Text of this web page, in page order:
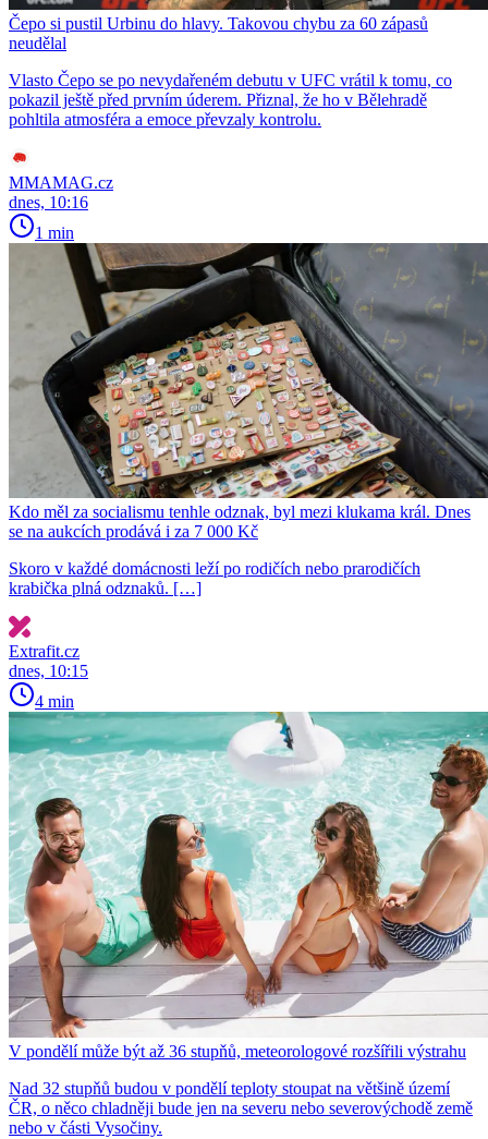
Čepo si pustil Urbinu do hlavy. Takovou chybu za 60 zápasů
neudělal
Vlasto Čepo se po nevydařeném debutu v UFC vrátil k tomu, co
pokazil ještě před prvním úderem. Přiznal, že ho v Bělehradě
pohltila atmosféra a emoce převzaly kontrolu.
MMAMAG.cz
dnes, 10:16
1 min
Kdo měl za socialismu tenhle odznak, byl mezi klukama král. Dnes
se na aukcích prodává i za 7 000 Kč
Skoro v každé domácnosti leží po rodičích nebo prarodičích
krabička plná odznaků. […]
Extrafit.cz
dnes, 10:15
4 min
V pondělí může být až 36 stupňů, meteorologové rozšířili výstrahu
Nad 32 stupňů budou v pondělí teploty stoupat na většině území
ČR, o něco chladněji bude jen na severu nebo severovýchodě země
nebo v části Vysočiny.